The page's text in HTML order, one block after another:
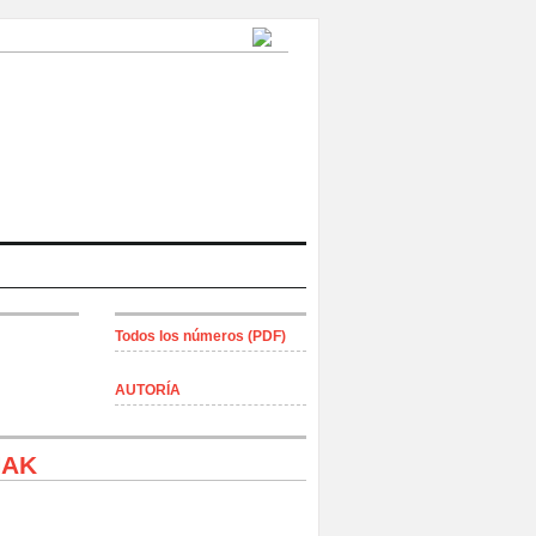
Todos los números (PDF)
AUTORÍA